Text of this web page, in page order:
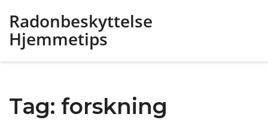
Radonbeskyttelse
Hjemmetips
Tag: forskning